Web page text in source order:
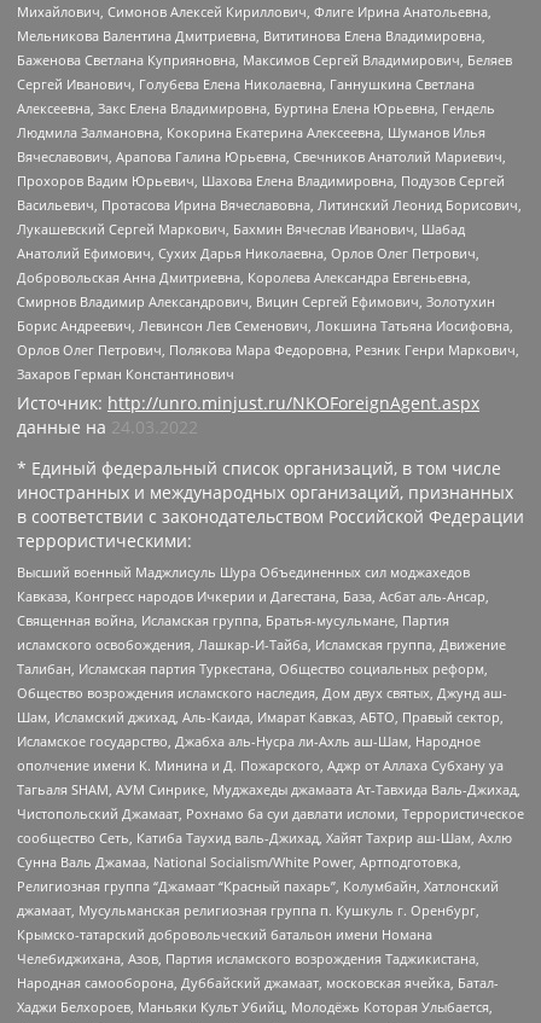
Михайлович, Симонов Алексей Кириллович, Флиге Ирина Анатольевна,
Мельникова Валентина Дмитриевна, Вититинова Елена Владимировна,
Баженова Светлана Куприяновна, Максимов Сергей Владимирович, Беляев
Сергей Иванович, Голубева Елена Николаевна, Ганнушкина Светлана
Алексеевна, Закс Елена Владимировна, Буртина Елена Юрьевна, Гендель
Людмила Залмановна, Кокорина Екатерина Алексеевна, Шуманов Илья
Вячеславович, Арапова Галина Юрьевна, Свечников Анатолий Мариевич,
Прохоров Вадим Юрьевич, Шахова Елена Владимировна, Подузов Сергей
Васильевич, Протасова Ирина Вячеславовна, Литинский Леонид Борисович,
Лукашевский Сергей Маркович, Бахмин Вячеслав Иванович, Шабад
Анатолий Ефимович, Сухих Дарья Николаевна, Орлов Олег Петрович,
Добровольская Анна Дмитриевна, Королева Александра Евгеньевна,
Смирнов Владимир Александрович, Вицин Сергей Ефимович, Золотухин
Борис Андреевич, Левинсон Лев Семенович, Локшина Татьяна Иосифовна,
Орлов Олег Петрович, Полякова Мара Федоровна, Резник Генри Маркович,
Захаров Герман Константинович
Источник: http://unro.minjust.ru/NKOForeignAgent.aspx
данные на 24.03.2022
* Единый федеральный список организаций, в том числе
иностранных и международных организаций, признанных
в соответствии с законодательством Российской Федерации
террористическими:
Высший военный Маджлисуль Шура Объединенных сил моджахедов
Кавказа, Конгресс народов Ичкерии и Дагестана, База, Асбат аль-Ансар,
Священная война, Исламская группа, Братья-мусульмане, Партия
исламского освобождения, Лашкар-И-Тайба, Исламская группа, Движение
Талибан, Исламская партия Туркестана, Общество социальных реформ,
Общество возрождения исламского наследия, Дом двух святых, Джунд аш-
Шам, Исламский джихад, Аль-Каида, Имарат Кавказ, АБТО, Правый сектор,
Исламское государство, Джабха аль-Нусра ли-Ахль аш-Шам, Народное
ополчение имени К. Минина и Д. Пожарского, Аджр от Аллаха Субхану уа
Тагьаля SHAM, АУМ Синрике, Муджахеды джамаата Ат-Тавхида Валь-Джихад,
Чистопольский Джамаат, Рохнамо ба суи давлати исломи, Террористическое
сообщество Сеть, Катиба Таухид валь-Джихад, Хайят Тахрир аш-Шам, Ахлю
Сунна Валь Джамаа, National Socialism/White Power, Артподготовка,
Религиозная группа “Джамаат “Красный пахарь”, Колумбайн, Хатлонский
джамаат, Мусульманская религиозная группа п. Кушкуль г. Оренбург,
Крымско-татарский добровольческий батальон имени Номана
Челебиджихана, Азов, Партия исламского возрождения Таджикистана,
Народная самооборона, Дуббайский джамаат, московская ячейка, Батал-
Хаджи Белхороев, Маньяки Культ Убийц, Молодёжь Которая Улыбается,